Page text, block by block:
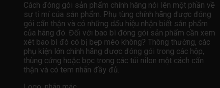
Cách đóng gói sản phẩm chính hãng nói lên một phần về
sự tỉ mỉ của sản phẩm. Phụ tùng chính hãng được đóng
gói cẩn thận và có những dấu hiệu nhận biết sản phẩm
của hãng đó. Đối với bao bì đóng gói sản phẩm cần xem
xét bao bì đó có bị bẹp méo không? Thông thường, các
phụ kiện lớn chính hãng được đóng gói trong các hộp,
thùng cứng hoặc bọc trong các túi nilon một cách cẩn
thận và có tem nhãn đầy đủ.